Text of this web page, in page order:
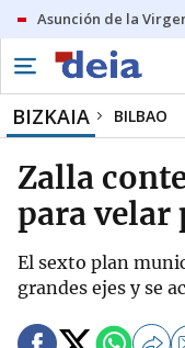
Asunción de la
BIZKAIA BILBAO
Zalla
para velar
El sexto plan
grandes ejes y se